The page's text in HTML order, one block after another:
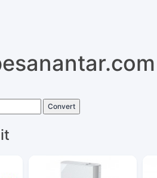
Convert